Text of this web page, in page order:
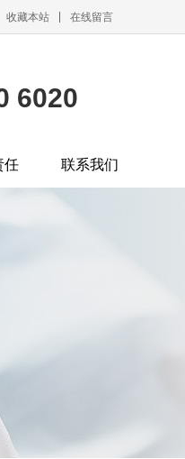
收藏本站 在线留言
6020
任 联系我们